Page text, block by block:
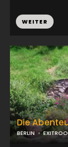
Die
BERLIN
WEITER